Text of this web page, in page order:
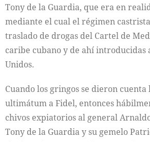
Tony de la Guardia, que era en
mediante el cual el régimen
traslado de drogas del Cartel de
caribe cubano y de ahí introducidas
Unidos.
Cuando los gringos se dieron
ultimátum a Fidel, entonces
chivos expiatorios al general
Tony de la Guardia y su gemelo